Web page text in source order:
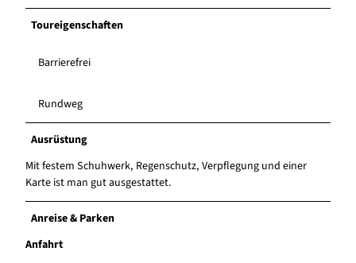
Toureigenschaften
Barrierefrei
Rundweg
Ausrüstung
Mit festem Schuhwerk, Regenschutz, Verpflegung und einer
Karte ist man gut ausgestattet.
Anreise & Parken
Anfahrt